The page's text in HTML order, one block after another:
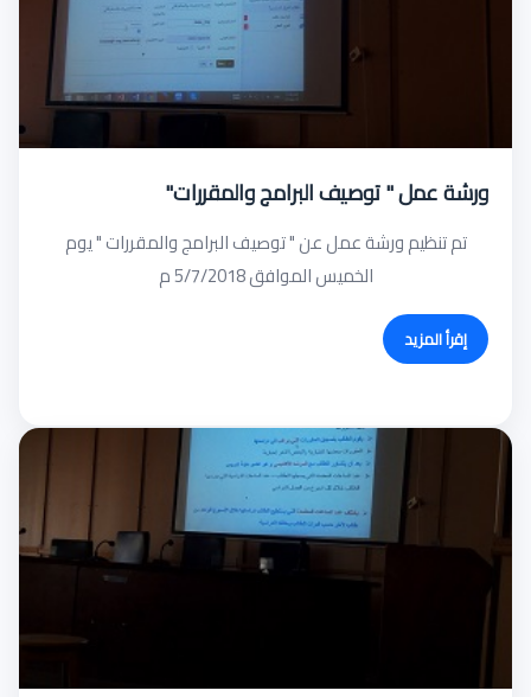
ورشة عمل " توصيف البرامج والمقررات"
تم تنظيم ورشة عمل عن " توصيف البرامج والمقررات " يوم
الخميس الموافق 5/7/2018 م
إقرأ المزيد